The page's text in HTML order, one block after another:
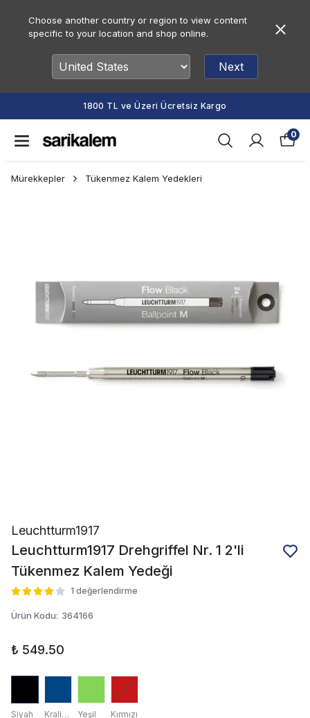
Choose another country or region to view content
specific to your location and shop online.
Next
1800 TL ve Üzeri Ücretsiz Kargo
0
Mürekkepler Tükenmez Kalem Yedekleri
Leuchtturm1917
Leuchtturm1917 Drehgriffel Nr. 1 2'li
Tükenmez Kalem Yedeği
1 değerlendirme
Ürün Kodu: 364166
₺ 549.50
Siyah Kraliyet Mavisi Yeşil Kırmızı